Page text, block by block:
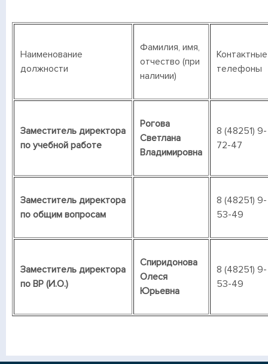
Наименование
должности
Фамилия, имя,
отчество (при
наличии)
Контактные
телефоны
Заместитель директора
по учебной работе
Рогова
Светлана
Владимировна
8 (48251) 9-
72-47
Заместитель директора
по общим вопросам
8 (48251) 9-
53-49
Заместитель директора
по ВР (И.О.)
Спиридонова
Олеся
Юрьевна
8 (48251) 9-
53-49